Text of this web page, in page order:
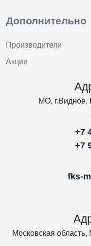
Дополнительно
Производители
Акции
МО, г.Видное,
+7
+7
fks-
Московская